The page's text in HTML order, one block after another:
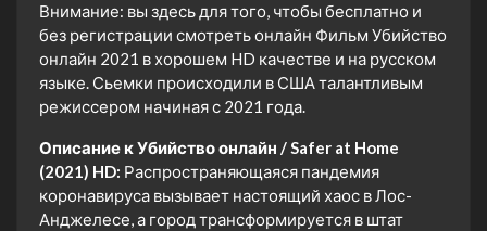
Внимание: вы здесь для того, чтобы бесплатно и
без регистрации смотреть онлайн Фильм Убийство
онлайн 2021 в хорошем HD качестве и на русском
языке. Сьемки происходили в США талантливым
режиссером начиная с 2021 года.
Описание к Убийство онлайн / Safer at Home
(2021) HD: Распространяющаяся пандемия
коронавируса вызывает настоящий хаос в Лос-
Анджелесе, а город трансформируется в штат